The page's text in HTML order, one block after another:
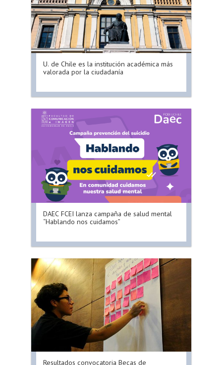
U. de Chile es la institución académica más
valorada por la ciudadanía
DAEC FCEI lanza campaña de salud mental
“Hablando nos cuidamos”
Resultados convocatoria Becas de